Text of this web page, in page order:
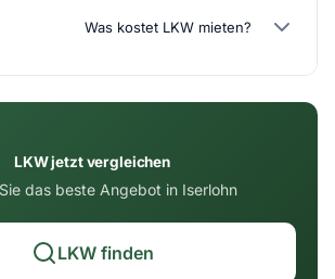
Was kostet LKW mieten?
LKW jetzt vergleichen
das beste Angebot in Iserlohn
LKW finden